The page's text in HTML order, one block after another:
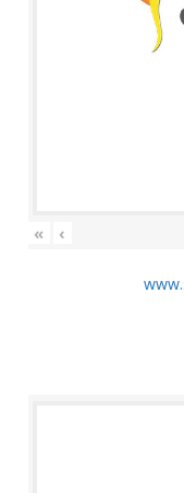
« ‹